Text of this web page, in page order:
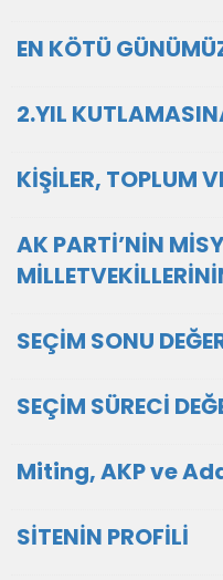
EN KÖTÜ
2.YIL
KİŞİLER, TOPLUM
AK PARTİ’NİN
SEÇİM SONU
SEÇİM SÜRECİ
Miting, AKP ve
SİTENİN PROFİLİ